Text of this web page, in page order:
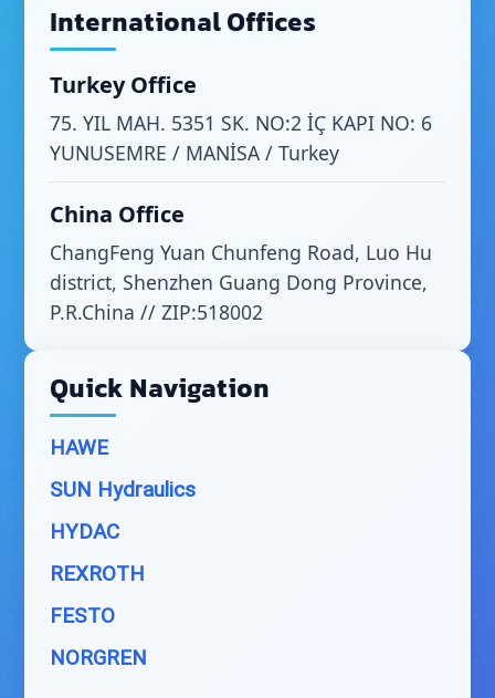
International Offices
Turkey Office
75. YIL MAH. 5351 SK. NO:2 İÇ KAPI NO: 6
YUNUSEMRE / MANİSA / Turkey
China Office
ChangFeng Yuan Chunfeng Road, Luo Hu
district, Shenzhen Guang Dong Province,
P.R.China // ZIP:518002
Quick Navigation
HAWE
SUN Hydraulics
HYDAC
REXROTH
FESTO
NORGREN